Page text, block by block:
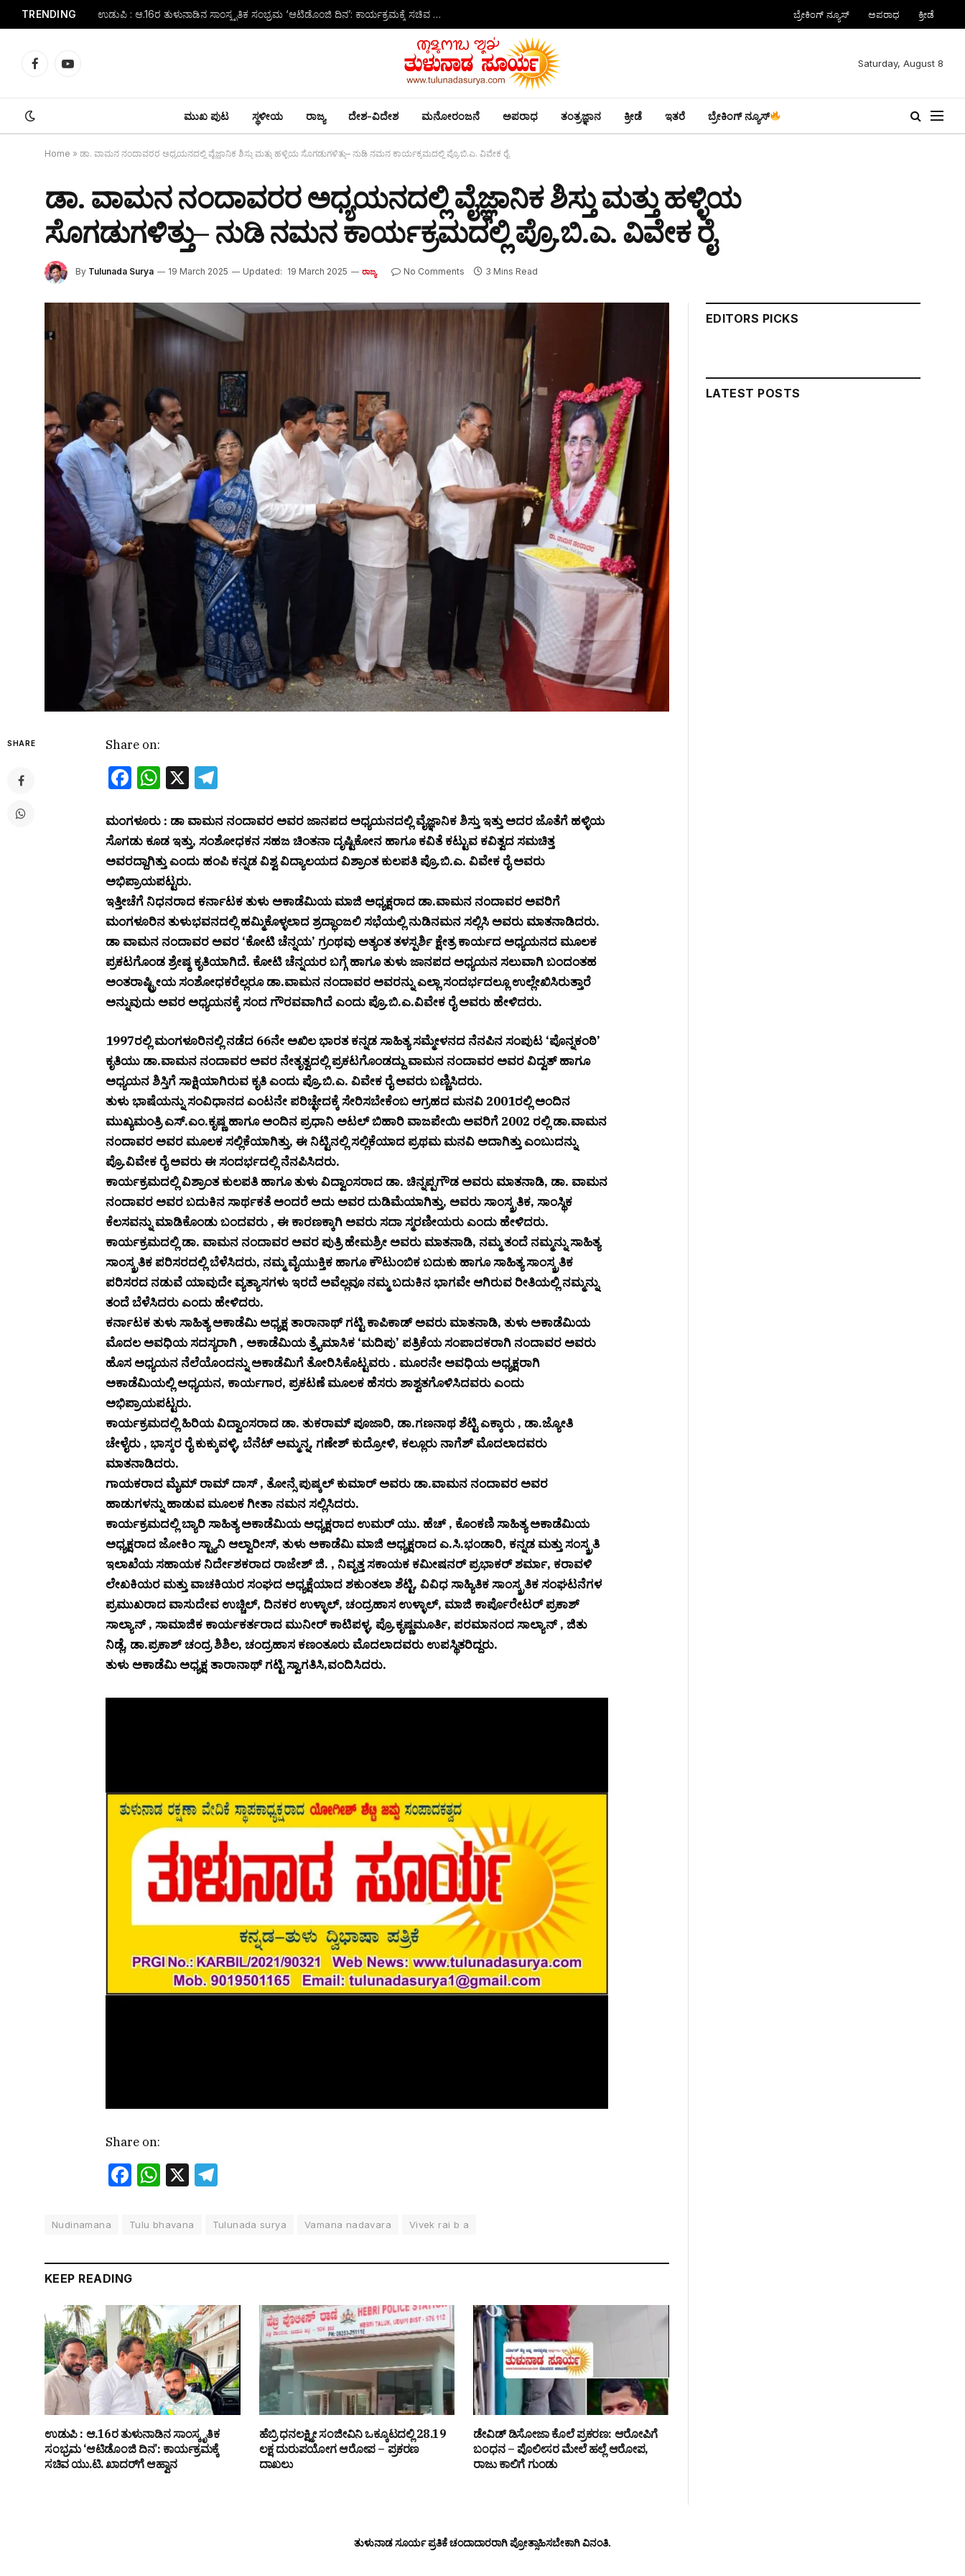
TRENDING ಉಡುಪಿ : ಆ.16ರ ತುಳುನಾಡಿನ ಸಾಂಸ್ಕೃತಿಕ ಸಂಭ್ರಮ ‘ಆಟಿಡೊಂಜಿ ದಿನ’: ಕಾರ್ಯಕ್ರಮಕ್ಕೆ ಸಚಿವ ಯು.ಟಿ. ಖಾದರ್‌ಗೆ ಆಹ್ವಾನ ಬ್ರೇಕಿಂಗ್ ನ್ಯೂಸ್ ಅಪರಾಧ ಕ್ರೀಡೆ
FacebookYouTube
Saturday, August 8
ಮುಖ ಪುಟ ಸ್ಥಳೀಯ ರಾಜ್ಯ ದೇಶ-ವಿದೇಶ ಮನೋರಂಜನೆ ಅಪರಾಧ ತಂತ್ರಜ್ಞಾನ ಕ್ರೀಡೆ ಇತರೆ ಬ್ರೇಕಿಂಗ್ ನ್ಯೂಸ್
Home » ಡಾ. ವಾಮನ ನಂದಾವರರ ಅಧ್ಯಯನದಲ್ಲಿ ವೈಜ್ಞಾನಿಕ ಶಿಸ್ತು ಮತ್ತು ಹಳ್ಳಿಯ ಸೊಗಡುಗಳಿತ್ತು– ನುಡಿ ನಮನ ಕಾರ್ಯಕ್ರಮದಲ್ಲಿ ಪ್ರೊ.ಬಿ.ಎ. ವಿವೇಕ ರೈ
ಡಾ. ವಾಮನ ನಂದಾವರರ ಅಧ್ಯಯನದಲ್ಲಿ ವೈಜ್ಞಾನಿಕ ಶಿಸ್ತು ಮತ್ತು ಹಳ್ಳಿಯ
ಸೊಗಡುಗಳಿತ್ತು– ನುಡಿ ನಮನ ಕಾರ್ಯಕ್ರಮದಲ್ಲಿ ಪ್ರೊ.ಬಿ.ಎ. ವಿವೇಕ ರೈ
By Tulunada Surya 19 March 2025 Updated: 19 March 2025 ರಾಜ್ಯ No Comments 3 Mins Read
SHARE Share on:
Facebook
WhatsApp
X
ಮಂಗಳೂರು : ಡಾ ವಾಮನ ನಂದಾವರ ಅವರ ಜಾನಪದ ಅಧ್ಯಯನದಲ್ಲಿ ವೈಜ್ಞಾನಿಕ ಶಿಸ್ತು ಇತ್ತು ಅದರ ಜೊತೆಗೆ ಹಳ್ಳಿಯ
ಸೊಗಡು ಕೂಡ ಇತ್ತು, ಸಂಶೋಧಕನ ಸಹಜ ಚಿಂತನಾ ದೃಷ್ಟಿಕೋನ ಹಾಗೂ ಕವಿತೆ ಕಟ್ಟುವ ಕವಿತ್ವದ ಸಮಚಿತ್ತ
ಅವರದ್ದಾಗಿತ್ತು ಎಂದು ಹಂಪಿ ಕನ್ನಡ ವಿಶ್ವ ವಿದ್ಯಾಲಯದ ವಿಶ್ರಾಂತ ಕುಲಪತಿ ಪ್ರೊ.ಬಿ.ಎ. ವಿವೇಕ ರೈ ಅವರು
ಅಭಿಪ್ರಾಯಪಟ್ಟರು.
ಇತ್ತೀಚೆಗೆ ನಿಧನರಾದ ಕರ್ನಾಟಕ ತುಳು ಅಕಾಡೆಮಿಯ ಮಾಜಿ ಅಧ್ಯಕ್ಷರಾದ ಡಾ.ವಾಮನ ನಂದಾವರ ಅವರಿಗೆ
ಮಂಗಳೂರಿನ ತುಳುಭವನದಲ್ಲಿ ಹಮ್ಮಿಕೊಳ್ಳಲಾದ ಶ್ರದ್ಧಾಂಜಲಿ ಸಭೆಯಲ್ಲಿ ನುಡಿನಮನ ಸಲ್ಲಿಸಿ ಅವರು ಮಾತನಾಡಿದರು.
ಡಾ ವಾಮನ ನಂದಾವರ ಅವರ ‘ಕೋಟಿ ಚೆನ್ನಯ’ ಗ್ರಂಥವು ಅತ್ಯಂತ ತಳಸ್ಪರ್ಶಿ ಕ್ಷೇತ್ರ ಕಾರ್ಯದ ಅಧ್ಯಯನದ ಮೂಲಕ
ಪ್ರಕಟಗೊಂಡ ಶ್ರೇಷ್ಠ ಕೃತಿಯಾಗಿದೆ. ಕೋಟಿ ಚೆನ್ನಯರ ಬಗ್ಗೆ ಹಾಗೂ ತುಳು ಜಾನಪದ ಅಧ್ಯಯನ ಸಲುವಾಗಿ ಬಂದಂತಹ
ಅಂತರಾಷ್ಟ್ರೀಯ ಸಂಶೋಧಕರೆಲ್ಲರೂ ಡಾ.ವಾಮನ ನಂದಾವರ ಅವರನ್ನು ಎಲ್ಲಾ ಸಂದರ್ಭದಲ್ಲೂ ಉಲ್ಲೇಖಿಸಿರುತ್ತಾರೆ
ಅನ್ನುವುದು ಅವರ ಅಧ್ಯಯನಕ್ಕೆ ಸಂದ ಗೌರವವಾಗಿದೆ ಎಂದು ಪ್ರೊ.ಬಿ.ಎ.ವಿವೇಕ ರೈ ಅವರು ಹೇಳಿದರು.
1997ರಲ್ಲಿ ಮಂಗಳೂರಿನಲ್ಲಿ ನಡೆದ 66ನೇ ಅಖಿಲ ಭಾರತ ಕನ್ನಡ ಸಾಹಿತ್ಯ ಸಮ್ಮೇಳನದ ನೆನಪಿನ ಸಂಪುಟ ‘ಪೊನ್ನಕಂಠಿ’
ಕೃತಿಯು ಡಾ.ವಾಮನ ನಂದಾವರ ಅವರ ನೇತೃತ್ವದಲ್ಲಿ ಪ್ರಕಟಗೊಂಡದ್ದು ವಾಮನ ನಂದಾವರ ಅವರ ವಿದ್ವತ್ ಹಾಗೂ
ಅಧ್ಯಯನ ಶಿಸ್ತಿಗೆ ಸಾಕ್ಷಿಯಾಗಿರುವ ಕೃತಿ ಎಂದು ಪ್ರೊ.ಬಿ.ಎ. ವಿವೇಕ ರೈ ಅವರು ಬಣ್ಣಿಸಿದರು.
ತುಳು ಭಾಷೆಯನ್ನು ಸಂವಿಧಾನದ ಎಂಟನೇ ಪರಿಚ್ಛೇದಕ್ಕೆ ಸೇರಿಸಬೇಕೆಂಬ ಆಗ್ರಹದ ಮನವಿ 2001ರಲ್ಲಿ ಅಂದಿನ
ಮುಖ್ಯಮಂತ್ರಿ ಎಸ್.ಎಂ.ಕೃಷ್ಣ ಹಾಗೂ ಅಂದಿನ ಪ್ರಧಾನಿ ಅಟಲ್ ಬಿಹಾರಿ ವಾಜಪೇಯಿ ಅವರಿಗೆ 2002 ರಲ್ಲಿ ಡಾ.‌ವಾಮನ
ನಂದಾವರ ಅವರ ಮೂಲಕ ಸಲ್ಲಿಕೆಯಾಗಿತ್ತು, ಈ ನಿಟ್ಟಿನಲ್ಲಿ ಸಲ್ಲಿಕೆಯಾದ ಪ್ರಥಮ ಮನವಿ ಅದಾಗಿತ್ತು ಎಂಬುದನ್ನು
ಪ್ರೊ.ವಿವೇಕ ರೈ ಅವರು ಈ ಸಂದರ್ಭದಲ್ಲಿ ನೆನಪಿಸಿದರು.
ಕಾರ್ಯಕ್ರಮದಲ್ಲಿ ವಿಶ್ರಾಂತ ಕುಲಪತಿ ಹಾಗೂ ತುಳು ವಿದ್ವಾಂಸರಾದ ಡಾ. ಚಿನ್ನಪ್ಪಗೌಡ ಅವರು ಮಾತನಾಡಿ, ಡಾ. ವಾಮನ
ನಂದಾವರ ಅವರ ಬದುಕಿನ ಸಾರ್ಥಕತೆ ಅಂದರೆ ಅದು ಅವರ ದುಡಿಮೆಯಾಗಿತ್ತು, ಅವರು ಸಾಂಸ್ಕ್ರತಿಕ, ಸಾಂಸ್ಥಿಕ
ಕೆಲಸವನ್ನು ಮಾಡಿಕೊಂಡು ಬಂದವರು , ಈ ಕಾರಣಕ್ಕಾಗಿ ಅವರು ಸದಾ ಸ್ಮರಣೀಯರು ಎಂದು ಹೇಳಿದರು.
ಕಾರ್ಯಕ್ರಮದಲ್ಲಿ ಡಾ. ವಾಮನ ನಂದಾವರ ಅವರ ಪುತ್ರಿ ಹೇಮಶ್ರೀ ಅವರು ಮಾತನಾಡಿ, ನಮ್ಮ ತಂದೆ ನಮ್ಮನ್ನು ಸಾಹಿತ್ಯ
ಸಾಂಸ್ಕ್ರತಿಕ ಪರಿಸರದಲ್ಲಿ ಬೆಳೆಸಿದರು, ನಮ್ಮ ವೈಯುಕ್ತಿಕ ಹಾಗೂ ಕೌಟುಂಬಿಕ ಬದುಕು ಹಾಗೂ ಸಾಹಿತ್ಯ ಸಾಂಸ್ಕ್ರತಿಕ
ಪರಿಸರದ ನಡುವೆ ಯಾವುದೇ ವ್ಯತ್ಯಾಸಗಳು ಇರದೆ ಅವೆಲ್ಲವೂ ನಮ್ಮ ಬದುಕಿನ ಭಾಗವೇ ಆಗಿರುವ ರೀತಿಯಲ್ಲಿ ನಮ್ಮನ್ನು
ತಂದೆ ಬೆಳೆಸಿದರು ಎಂದು ಹೇಳಿದರು.
ಕರ್ನಾಟಕ ತುಳು ಸಾಹಿತ್ಯ ಅಕಾಡೆಮಿ ಅಧ್ಯಕ್ಷ ತಾರಾನಾಥ್ ಗಟ್ಟಿ ಕಾಪಿಕಾಡ್ ಅವರು ಮಾತನಾಡಿ, ತುಳು ಅಕಾಡೆಮಿಯ
ಮೊದಲ ಅವಧಿಯ ಸದಸ್ಯರಾಗಿ , ಅಕಾಡೆಮಿಯ ತ್ರೈಮಾಸಿಕ ‘ಮದಿಪು’ ಪತ್ರಿಕೆಯ ಸಂಪಾದಕರಾಗಿ ನಂದಾವರ ಅವರು
ಹೊಸ ಅಧ್ಯಯನ ನೆಲೆಯೊಂದನ್ನು ಅಕಾಡೆಮಿಗೆ ತೋರಿಸಿಕೊಟ್ಟವರು . ಮೂರನೇ ಅವಧಿಯ ಅಧ್ಯಕ್ಷರಾಗಿ
ಅಕಾಡೆಮಿಯಲ್ಲಿ ಅಧ್ಯಯನ, ಕಾರ್ಯಗಾರ, ಪ್ರಕಟಣೆ ಮೂಲಕ ಹೆಸರು ಶಾಶ್ವತಗೊಳಿಸಿದವರು ಎಂದು
ಅಭಿಪ್ರಾಯಪಟ್ಟರು.‌
ಕಾರ್ಯಕ್ರಮದಲ್ಲಿ ಹಿರಿಯ ವಿದ್ವಾಂಸರಾದ ಡಾ. ತುಕರಾಮ್ ಪೂಜಾರಿ, ಡಾ.ಗಣನಾಥ ಶೆಟ್ಟಿ ಎಕ್ಕಾರು , ಡಾ.ಜ್ಯೋತಿ
ಚೇಳೈರು , ಭಾಸ್ಕರ ರೈ ಕುಕ್ಕುವಳ್ಳಿ, ಬೆನೆಟ್ ಅಮ್ಮನ್ನ, ಗಣೇಶ್ ಕುದ್ರೋಳಿ, ಕಲ್ಲೂರು ನಾಗೆಶ್ ಮೊದಲಾದವರು
ಮಾತನಾಡಿದರು.
ಗಾಯಕರಾದ ಮೈಮ್ ರಾಮ್ ದಾಸ್ , ತೋನ್ಸೆ ಪುಷ್ಕಲ್ ಕುಮಾರ್ ಅವರು ಡಾ.ವಾಮನ ನಂದಾವರ ಅವರ
ಹಾಡುಗಳನ್ನು ಹಾಡುವ ಮೂಲಕ ಗೀತಾ ನಮನ ಸಲ್ಲಿಸಿದರು.
ಕಾರ್ಯಕ್ರಮದಲ್ಲಿ ಬ್ಯಾರಿ ಸಾಹಿತ್ಯ ಅಕಾಡೆಮಿಯ ಅಧ್ಯಕ್ಷರಾದ ಉಮರ್ ಯು. ಹೆಚ್ , ಕೊಂಕಣಿ ಸಾಹಿತ್ಯ ಅಕಾಡೆಮಿಯ
ಅಧ್ಯಕ್ಷರಾದ ಜೋಕಿಂ ಸ್ಟ್ಯಾನಿ ಆಲ್ವಾರೀಸ್, ತುಳು ಅಕಾಡೆಮಿ ಮಾಜಿ ಅಧ್ಯಕ್ಷರಾದ ಎ.ಸಿ.ಭಂಡಾರಿ, ಕನ್ನಡ ಮತ್ತು ಸಂಸ್ಕ್ರತಿ
ಇಲಾಖೆಯ ಸಹಾಯಕ ನಿರ್ದೇಶಕರಾದ ರಾಜೇಶ್ ಜಿ. , ನಿವೃತ್ತ ಸಕಾಯಕ ಕಮೀಷನರ್ ಪ್ರಭಾಕರ್ ಶರ್ಮಾ, ಕರಾವಳಿ
ಲೇಖಕಿಯರ ಮತ್ತು ವಾಚಕಿಯರ ಸಂಘದ ಅಧ್ಯಕ್ಷೆಯಾದ ಶಕುಂತಲಾ ಶೆಟ್ಟಿ, ವಿವಿಧ ಸಾಹ್ಯಿತಿಕ ಸಾಂಸ್ಕ್ರತಿಕ ಸಂಘಟನೆಗಳ
ಪ್ರಮುಖರಾದ ವಾಸುದೇವ ಉಚ್ಚಿಲ್, ದಿನಕರ ಉಳ್ಳಾಲ್, ಚಂದ್ರಹಾಸ ಉಳ್ಳಾಲ್, ಮಾಜಿ ಕಾರ್ಪೊರೇಟರ್ ಪ್ರಕಾಶ್
ಸಾಲ್ಯಾನ್ , ಸಾಮಾಜಿಕ ಕಾರ್ಯಕರ್ತರಾದ ಮುನೀರ್ ಕಾಟಿಪಳ್ಳ, ಪ್ರೊ.ಕೃಷ್ಣಮೂರ್ತಿ, ಪರಮಾನಂದ ಸಾಲ್ಯಾನ್ , ಜಿತು
ನಿಡ್ಲೆ, ಡಾ.ಪ್ರಕಾಶ್ ಚಂದ್ರ ಶಿಶಿಲ, ಚಂದ್ರಹಾಸ ಕಣಂತೂರು ಮೊದಲಾದವರು ಉಪಸ್ಥಿತರಿದ್ದರು.
ತುಳು ಅಕಾಡೆಮಿ ಅಧ್ಯಕ್ಷ ತಾರಾನಾಥ್ ಗಟ್ಟಿ ಸ್ವಾಗತಿಸಿ,ವಂದಿಸಿದರು.
Share on:
Facebook
WhatsApp
X
Nudinamana Tulu bhavana Tulunada surya Vamana nadavara Vivek rai b a
KEEP READING
ಉಡುಪಿ : ಆ.16ರ ತುಳುನಾಡಿನ ಸಾಂಸ್ಕೃತಿಕ
ಸಂಭ್ರಮ ‘ಆಟಿಡೊಂಜಿ ದಿನ’: ಕಾರ್ಯಕ್ರಮಕ್ಕೆ
ಸಚಿವ ಯು.ಟಿ. ಖಾದರ್‌ಗೆ ಆಹ್ವಾನ
ಹೆಬ್ರಿ ಧನಲಕ್ಷ್ಮೀ ಸಂಜೀವಿನಿ ಒಕ್ಕೂಟದಲ್ಲಿ ₹28.19
ಲಕ್ಷ ದುರುಪಯೋಗ ಆರೋಪ – ಪ್ರಕರಣ
ದಾಖಲು
ಡೇವಿಡ್ ಡಿಸೋಜಾ ಕೊಲೆ ಪ್ರಕರಣ: ಆರೋಪಿಗೆ
ಬಂಧನ – ಪೊಲೀಸರ ಮೇಲೆ ಹಲ್ಲೆ ಆರೋಪ,
ರಾಜು ಕಾಲಿಗೆ ಗುಂಡು
EDITORS PICKS
LATEST POSTS
ತುಳುನಾಡ ಸೂರ್ಯ ಪ್ರತಿಕೆ ಚಂದಾದಾರರಾಗಿ ಪ್ರೋತ್ಸಾಹಿಸಬೇಕಾಗಿ ವಿನಂತಿ.